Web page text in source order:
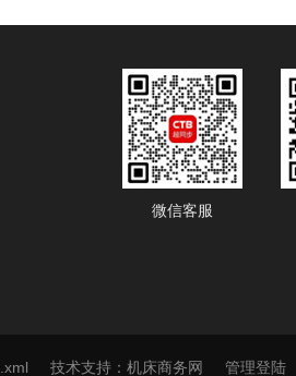
微信客服
技术支持： 机床商务网 管理登陆